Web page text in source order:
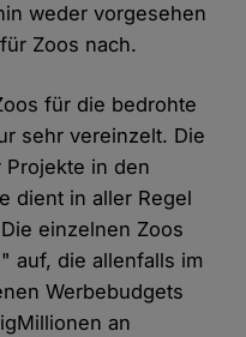
weder vorgesehen
Zoos nach.
für die bedrohte
sehr vereinzelt. Die
in den
dient in aller Regel
einzelnen Zoos
auf, die allenfalls im
Werbebudgets
an